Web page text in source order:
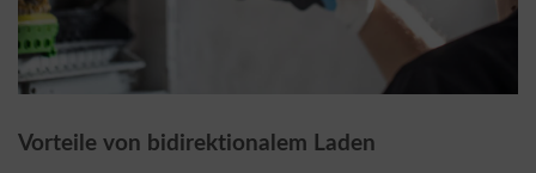
Vorteile von bidirektionalem Laden